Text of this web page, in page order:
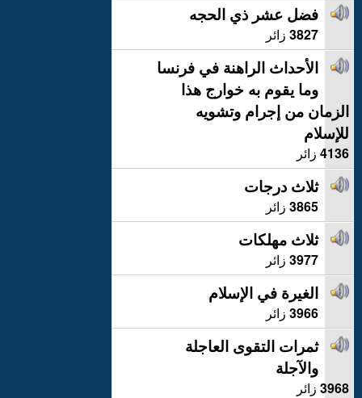
فضل عشر ذي الحجه
3827 زائر
الأحداث الراهنة في فرنسا
وما يقوم به خوارج هذا
الزمان من إجرام وتشويه
للإسلام
4136 زائر
ثلاث درجات
3865 زائر
ثلاث مهلكات
3977 زائر
الغيرة في الإسلام
3966 زائر
ثمرات التقوى العاجلة
والآجلة
3968 زائر